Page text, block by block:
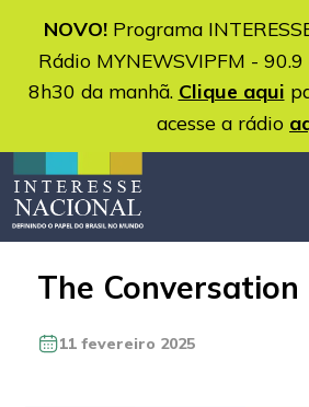
NOVO!Programa
Rádio MYNEWSVIPFM -
8h30 da manhã. Clique aqui
acesse a rádio
The Conversation
11 fevereiro 2025